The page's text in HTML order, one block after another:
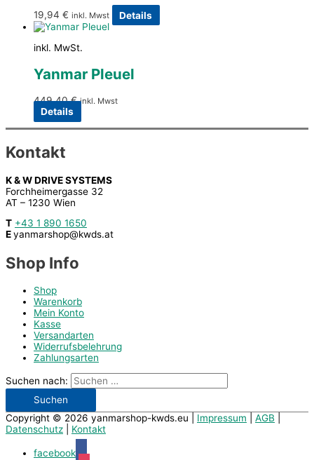
19,94 € inkl. Mwst Details
inkl. MwSt.
Yanmar Pleuel
449,40€ inkl. Mwst
Details
Kontakt
K & W DRIVE SYSTEMS
Forchheimergasse 32
AT – 1230 Wien
T +43 1 890 1650
Eyanmarshop@kwds.at
Shop Info
Shop
Warenkorb
Mein Konto
Kasse
Versandarten
Widerrufsbelehrung
Zahlungsarten
Suchen nach:
Copyright © 2026 yanmarshop-kwds.eu Impressum AGB
Datenschutz
Kontakt
facebook